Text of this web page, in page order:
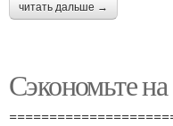
читать дальше →
Сэкономьте